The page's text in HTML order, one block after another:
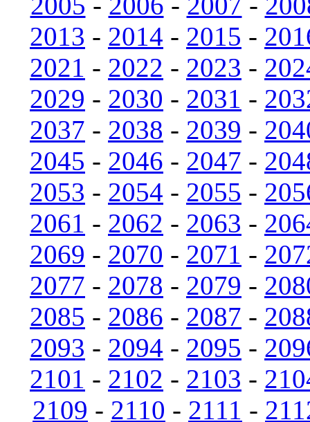
2013 - 2014 - 2015 -
2021 - 2022 - 2023 -
2029 - 2030 - 2031 -
2037 - 2038 - 2039 -
2045 - 2046 - 2047 -
2053 - 2054 - 2055 -
2061 - 2062 - 2063 -
2069 - 2070 - 2071 -
2077 - 2078 - 2079 -
2085 - 2086 - 2087 -
2093 - 2094 - 2095 -
2101 - 2102 - 2103 -
2109 - 2110 - 2111 -